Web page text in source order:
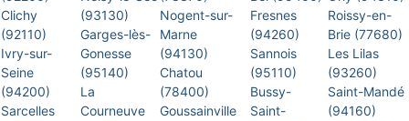
Clichy
(92110)
Ivry-sur-
Seine
(94200)
Sarcelles
(93130)
Garges-lès-
Gonesse
(95140)
La
Courneuve
Nogent-sur-
Marne
(94130)
Chatou
(78400)
Goussainville
Fresnes
(94260)
Sannois
(95110)
Bussy-
Saint-
Roissy-en-
Brie (77680)
Les Lilas
(93260)
Saint-Mandé
(94160)